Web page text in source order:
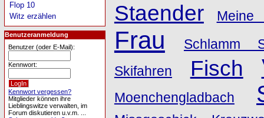
Staender Meine
Frau
Schlamm
Skifahren
Fisch
Moenchengladbach
Flop 10
Witz erzählen
Benutzeranmeldung
Benutzer (oder E-Mail):
Kennwort:
Kennwort vergessen?
Mitglieder können ihre
Lieblingswitze verwalten, im
Forum diskutieren u.v.m. ...